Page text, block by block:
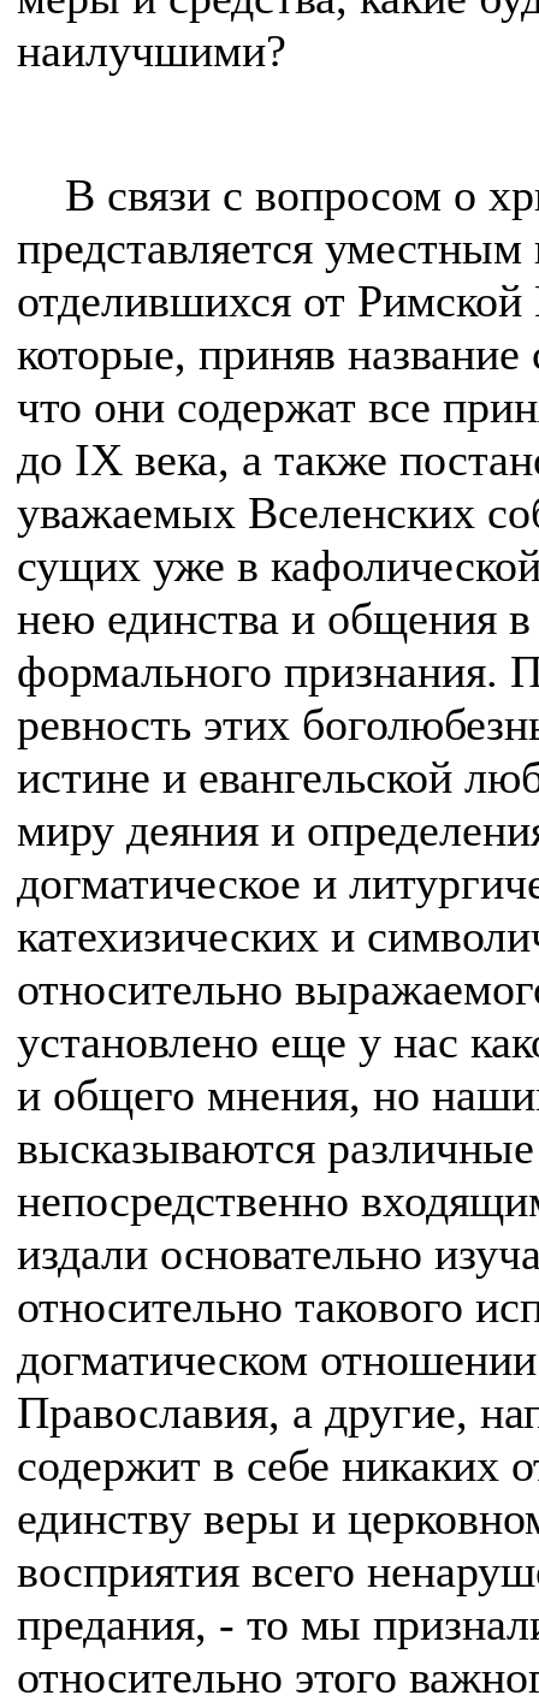
наилучшими?
В связи с вопросом о
представляется
отделившихся от
которые, приняв название
что они содержат все
до IX века, а также
уважаемых Вселенских
сущих уже в
нею единства и общения
формального признания.
ревность этих
истине и евангельской
миру деяния и
догматическое и
катехизических и
относительно
установлено еще у нас
и общего мнения, но
высказываются
непосредственно
издали основательно
относительно такового
догматическом
Православия, а другие,
содержит в себе никаких
единству веры и
восприятия всего
предания, - то мы
относительно этого